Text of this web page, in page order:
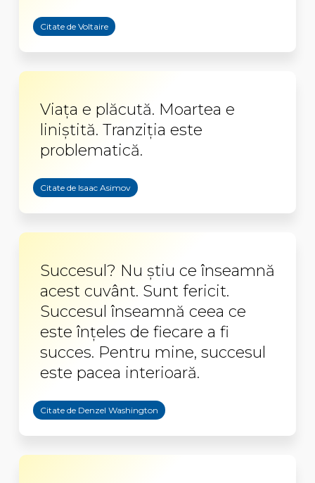
Citate de Voltaire
Viața e plăcută. Moartea e
liniștită. Tranziția este
problematică.
Citate de Isaac Asimov
Succesul? Nu ştiu ce înseamnă
acest cuvânt. Sunt fericit.
Succesul înseamnă ceea ce
este înţeles de fiecare a fi
succes. Pentru mine, succesul
este pacea interioară.
Citate de Denzel Washington